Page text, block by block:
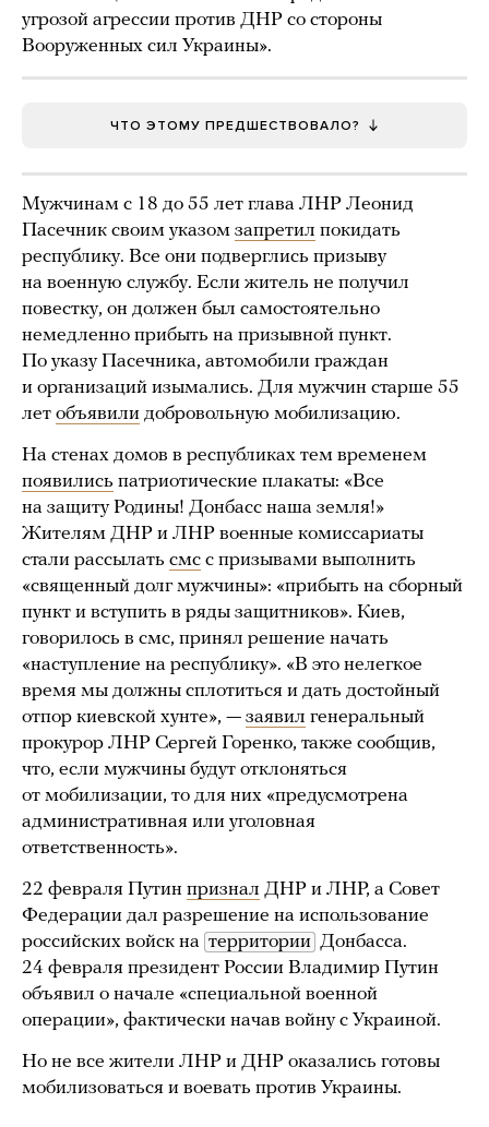
угрозой агрессии против ДНР со стороны
Вооруженных сил Украины».
ЧТО ЭТОМУ ПРЕДШЕСТВОВАЛО?
Мужчинам с 18 до 55 лет глава ЛНР Леонид
Пасечник своим указом запретил покидать
республику. Все они подверглись призыву
на военную службу. Если житель не получил
повестку, он должен был самостоятельно
немедленно прибыть на призывной пункт.
По указу Пасечника, автомобили граждан
и организаций изымались. Для мужчин старше 55
лет объявили добровольную мобилизацию.
На стенах домов в республиках тем временем
появились патриотические плакаты: «Все
на защиту Родины! Донбасс наша земля!»
Жителям ДНР и ЛНР военные комиссариаты
стали рассылать смс с призывами выполнить
«священный долг мужчины»: «прибыть на сборный
пункт и вступить в ряды защитников». Киев,
говорилось в смс, принял решение начать
«наступление на республику». «В это нелегкое
время мы должны сплотиться и дать достойный
отпор киевской хунте», — заявил генеральный
прокурор ЛНР Сергей Горенко, также сообщив,
что, если мужчины будут отклоняться
от мобилизации, то для них «предусмотрена
административная или уголовная
ответственность».
22 февраля Путин признал ДНР и ЛНР, а Совет
Федерации дал разрешение на использование
российских войск на территории Донбасса.
24 февраля президент России Владимир Путин
объявил о начале «специальной военной
операции», фактически начав войну с Украиной.
Но не все жители ЛНР и ДНР оказались готовы
мобилизоваться и воевать против Украины.